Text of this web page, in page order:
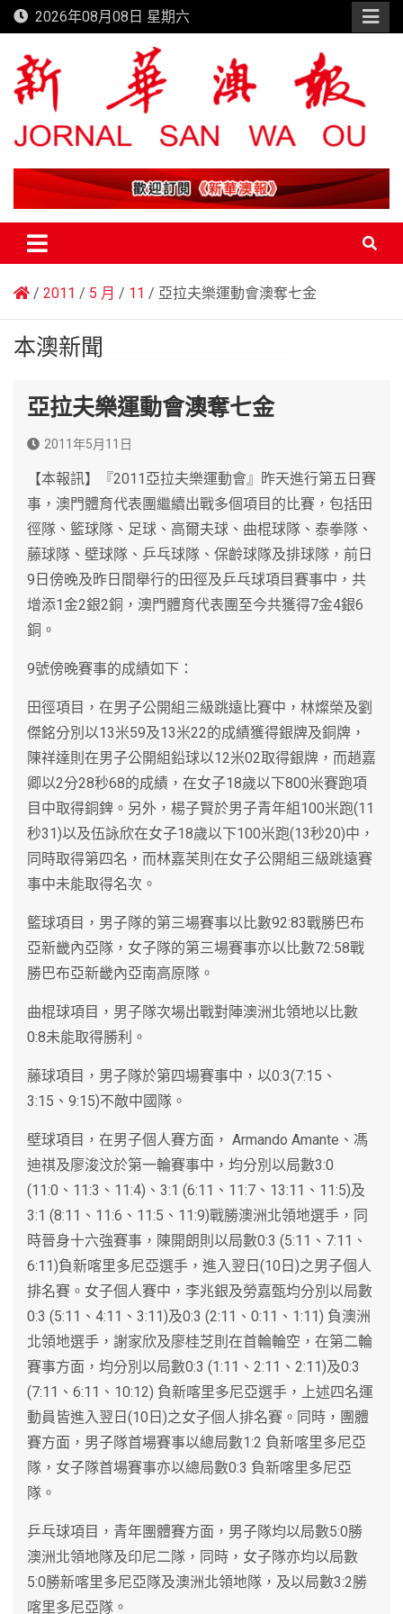
Skip
to
content
2026年08月08日 星期六
新華澳報
2011 5 月 11 亞拉夫樂運動會澳奪七金
本澳新聞
亞拉夫樂運動會澳奪七金
2011年5月11日
【本報訊】『2011亞拉夫樂運動會』昨天進行第五日賽
事，澳門體育代表團繼續出戰多個項目的比賽，包括田
徑隊、籃球隊、足球、高爾夫球、曲棍球隊、泰拳隊、
藤球隊、壁球隊、乒乓球隊、保齡球隊及排球隊，前日
9日傍晚及昨日間舉行的田徑及乒乓球項目賽事中，共
增添1金2銀2銅，澳門體育代表團至今共獲得7金4銀6
銅。
9號傍晚賽事的成績如下：
田徑項目，在男子公開組三級跳遠比賽中，林燦榮及劉
傑銘分別以13米59及13米22的成績獲得銀牌及銅牌，
陳祥達則在男子公開組鉛球以12米02取得銀牌，而趙嘉
卿以2分28秒68的成績，在女子18歲以下800米賽跑項
目中取得銅錍。另外，楊子賢於男子青年組100米跑(11
秒31)以及伍詠欣在女子18歲以下100米跑(13秒20)中，
同時取得第四名，而林嘉芙則在女子公開組三級跳遠賽
事中未能取得名次。
籃球項目，男子隊的第三場賽事以比數92:83戰勝巴布
亞新畿內亞隊，女子隊的第三場賽事亦以比數72:58戰
勝巴布亞新畿內亞南高原隊。
曲棍球項目，男子隊次場出戰對陣澳洲北領地以比數
0:8未能取得勝利。
藤球項目，男子隊於第四場賽事中，以0:3(7:15、
3:15、9:15)不敵中國隊。
壁球項目，在男子個人賽方面， Armando Amante、馮
迪祺及廖浚汶於第一輪賽事中，均分別以局數3:0
(11:0、11:3、11:4)、3:1 (6:11、11:7、13:11、11:5)及
3:1 (8:11、11:6、11:5、11:9)戰勝澳洲北領地選手，同
時晉身十六強賽事，陳開朗則以局數0:3 (5:11、7:11、
6:11)負新喀里多尼亞選手，進入翌日(10日)之男子個人
排名賽。女子個人賽中，李兆銀及勞嘉甄均分別以局數
0:3 (5:11、4:11、3:11)及0:3 (2:11、0:11、1:11) 負澳洲
北領地選手，謝家欣及廖桂芝則在首輪輪空，在第二輪
賽事方面，均分別以局數0:3 (1:11、2:11、2:11)及0:3
(7:11、6:11、10:12) 負新喀里多尼亞選手，上述四名運
動員皆進入翌日(10日)之女子個人排名賽。同時，團體
賽方面，男子隊首場賽事以總局數1:2 負新喀里多尼亞
隊，女子隊首場賽事亦以總局數0:3 負新喀里多尼亞
隊。
乒乓球項目，青年團體賽方面，男子隊均以局數5:0勝
澳洲北領地隊及印尼二隊，同時，女子隊亦均以局數
5:0勝新喀里多尼亞隊及澳洲北領地隊，及以局數3:2勝
喀里多尼亞隊。